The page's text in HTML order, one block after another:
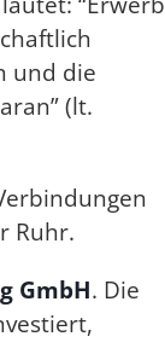
und die
(lt.
Ruhr.
GmbH. Die